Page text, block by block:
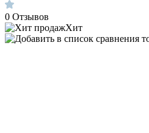
0 Отзывов
Хит